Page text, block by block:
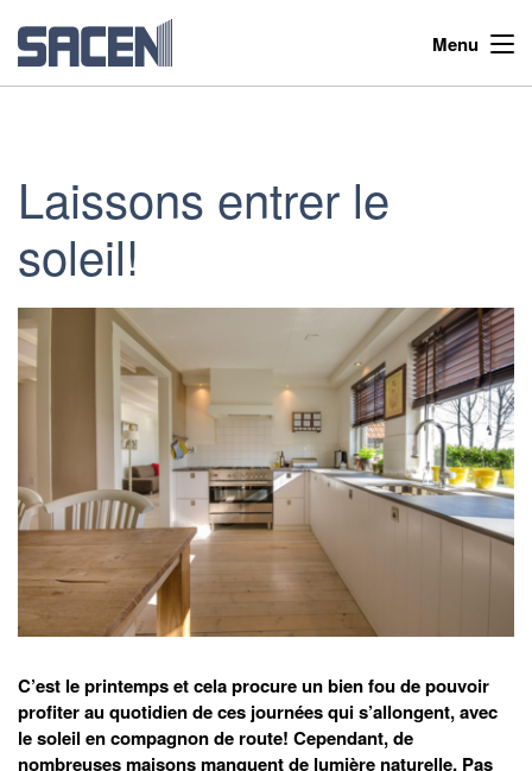
Menu
Laissons entrer le
soleil!
C’est le printemps et cela procure un bien fou de pouvoir
profiter au quotidien de ces journées qui s’allongent, avec
le soleil en compagnon de route! Cependant, de
nombreuses maisons manquent de lumière naturelle. Pas